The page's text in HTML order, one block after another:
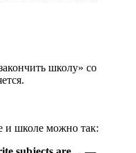
школу» со
и школе можно так: